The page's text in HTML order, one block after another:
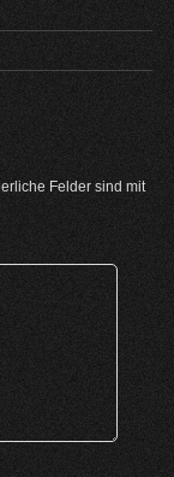
Felder sind mit